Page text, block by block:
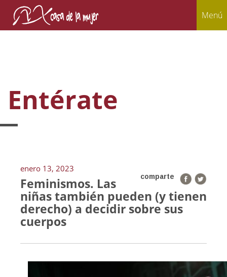
Menú
Entérate
enero 13, 2023
comparte
Feminismos. Las
niñas también pueden (y tienen
derecho) a decidir sobre sus
cuerpos